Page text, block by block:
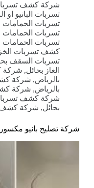
شركة كشف تسربات
تسربات البانيو او
تسربات الحمامات
تسربات الحمامات
تسربات الحمامات
كشف تسربات
تسربات السقف
الغاز بحائل, شركة
بالرياض, شركة
بالرياض, شركة
شركة كشف تسربات
بحائل, شركة كشف
شركة تصليح بانيو